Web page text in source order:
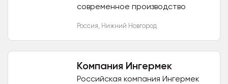
современное производство
выпускать продукцию...
Россия, Нижний Новгород
Компания Ингермек
Российская компания Ингермек